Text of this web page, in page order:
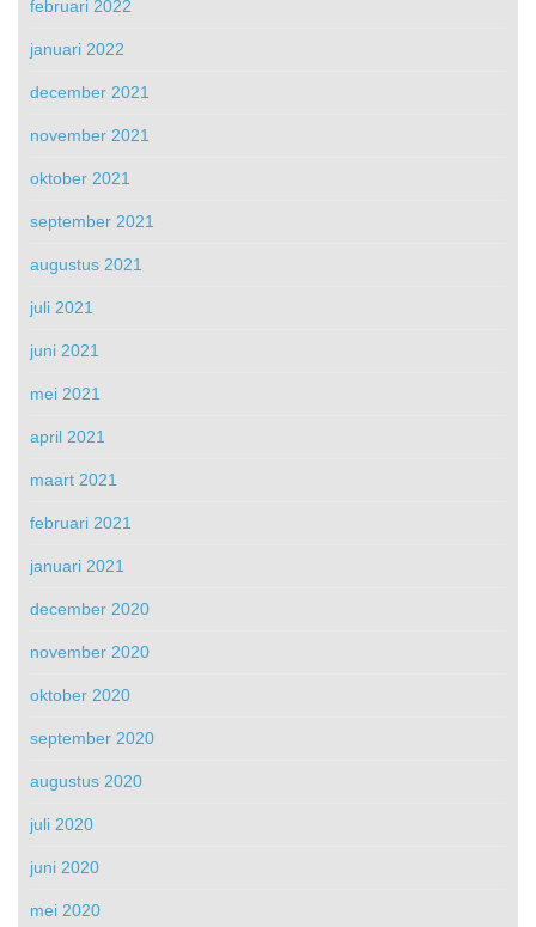
februari 2022
januari 2022
december 2021
november 2021
oktober 2021
september 2021
augustus 2021
juli 2021
juni 2021
mei 2021
april 2021
maart 2021
februari 2021
januari 2021
december 2020
november 2020
oktober 2020
september 2020
augustus 2020
juli 2020
juni 2020
mei 2020